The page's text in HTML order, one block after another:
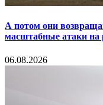
А потом они
масштабные атаки на
06.08.2026